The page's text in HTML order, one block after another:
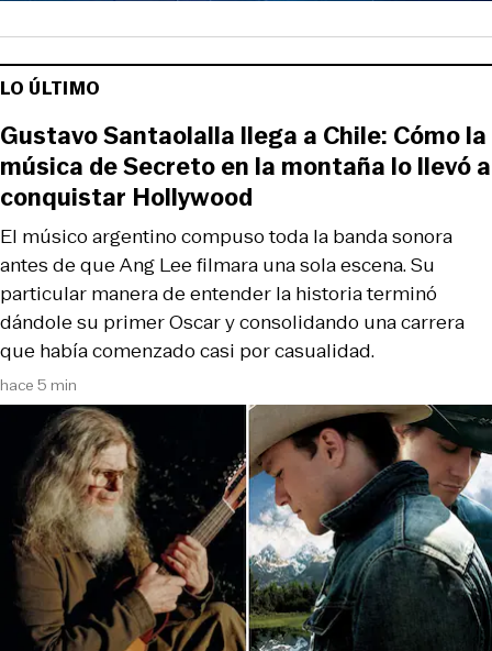
LO ÚLTIMO
hace 5 min
El músico argentino compuso toda la banda sonora
antes de que Ang Lee filmara una sola escena. Su
particular manera de entender la historia terminó
dándole su primer Oscar y consolidando una carrera
que había comenzado casi por casualidad.
Gustavo Santaolalla llega a Chile: Cómo la
música de Secreto en la montaña lo llevó a
conquistar Hollywood